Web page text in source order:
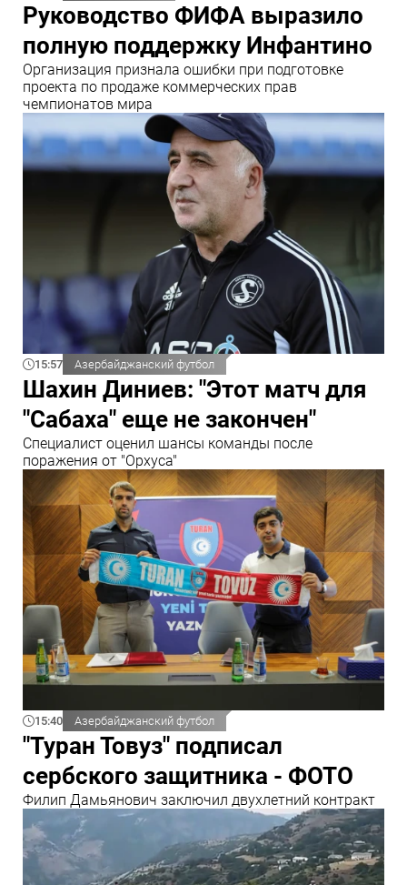
Руководство ФИФА выразило
полную поддержку Инфантино
Организация признала ошибки при подготовке
проекта по продаже коммерческих прав
чемпионатов мира
15:57 Азербайджанский футбол
Шахин Диниев: "Этот матч для
"Сабаха" еще не закончен"
Специалист оценил шансы команды после
поражения от "Орхуса"
15:40 Азербайджанский футбол
"Туран Товуз" подписал
сербского защитника - ФОТО
Филип Дамьянович заключил двухлетний контракт